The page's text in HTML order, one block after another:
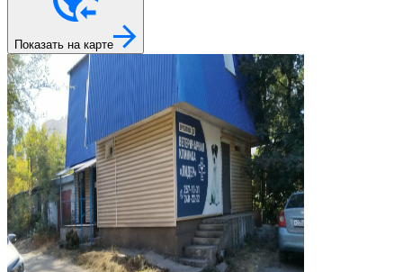
Показать на карте